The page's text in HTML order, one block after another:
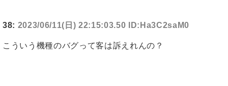
38: 2023/06/11(日) 22:15:03.50 ID:Ha3C2saM0
こういう機種のバグって客は訴えれんの？